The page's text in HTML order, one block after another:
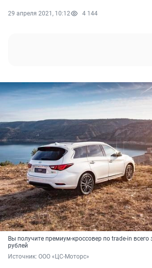
29 апреля 2021, 10:12 4 144
Вы получите премиум-кроссовер по trade-in всего
рублей
Источник: ООО «ЦС-Моторс»